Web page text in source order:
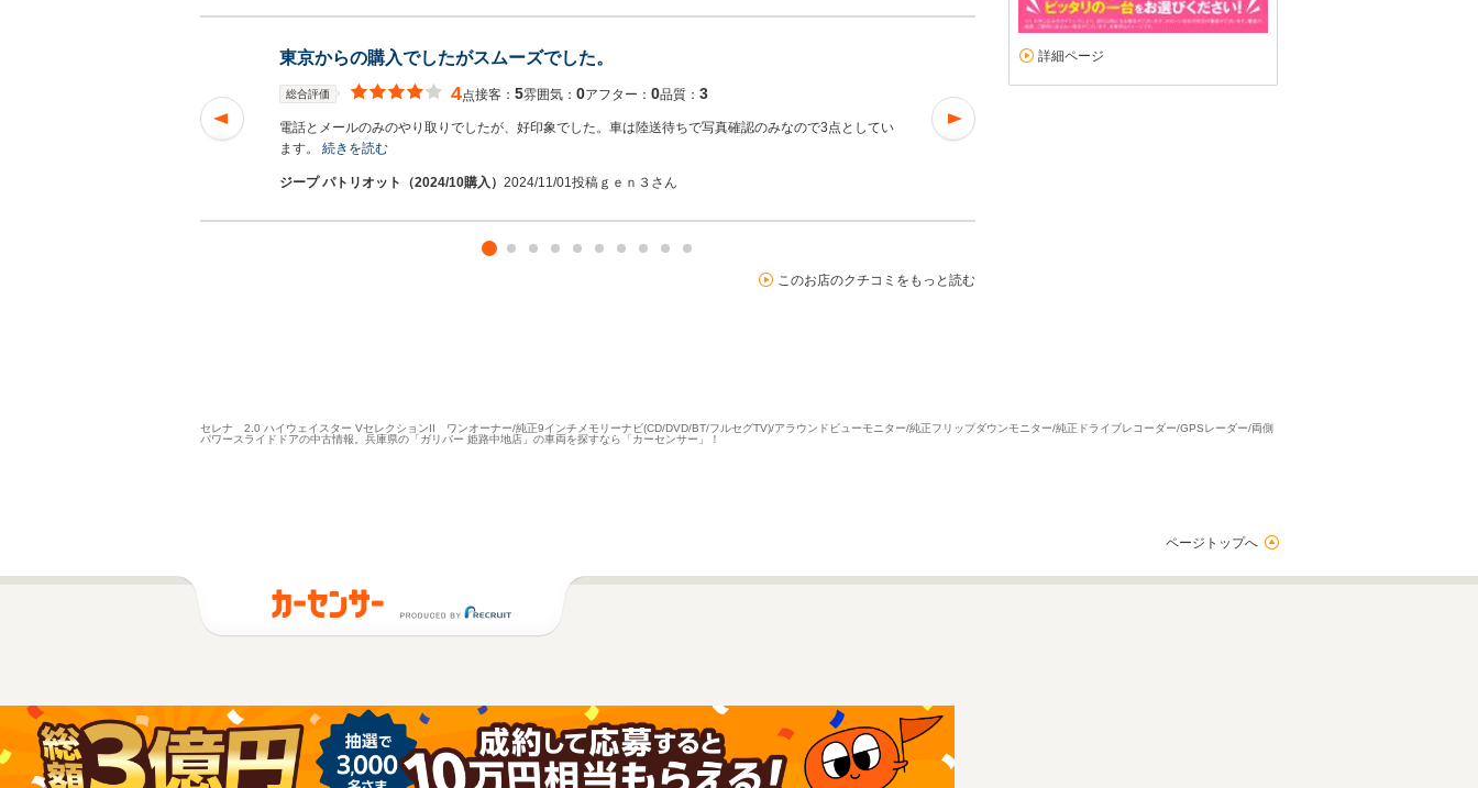
東京からの購入でしたがスムーズでした。
総合評価 4点接客： 5雰囲気： 0アフター： 0品質： 3
電話とメールのみのやり取りでしたが、好印象でした。車は陸送待ちで写真確認のみなので3点としてい
ます。 続きを読む
ジープ パトリオット（2024/10購入） 2024/11/01投稿 ｇｅｎ３さん
素敵な車を迎えることが出来ました！
このお店のクチコミをもっと読む
詳細ページ
セレナ 2.0 ハイウェイスター VセレクションII ワンオーナー/純正9インチメモリーナビ(CD/DVD/BT/フルセグTV)/アラウンドビューモニター/純正フリップダウンモニター/純正ドライブレコーダー/GPSレーダー/両側
パワースライドドアの中古情報。兵庫県の「ガリバー 姫路中地店」の車両を探すなら「カーセンサー」！
ページトップへ